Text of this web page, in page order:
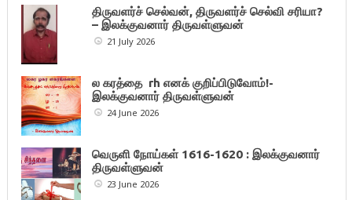
திருவளர்ச் செல்வன், திருவளர்ச் செல்வி சரியா?
– இலக்குவனார் திருவள்ளுவன்
21 July 2026
ல கரத்தை rh எனக் குறிப்பிடுவோம்!-
இலக்குவனார் திருவள்ளுவன்
24 June 2026
வெருளி நோய்கள் 1616-1620 : இலக்குவனார்
திருவள்ளுவன்
23 June 2026